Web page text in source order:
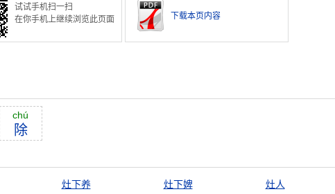
试试手机扫一扫
在你手机上继续浏览此页面
下载本页内容
chú
除
灶下养 灶下婢
灶人